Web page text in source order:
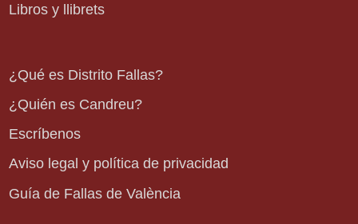
Libros y llibrets
¿Qué es Distrito Fallas?
¿Quién es Candreu?
Escríbenos
Aviso legal y política de privacidad
Guía de Fallas de València